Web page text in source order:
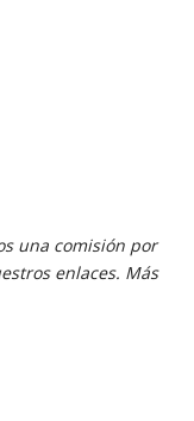
una comisión por
enlaces. Más